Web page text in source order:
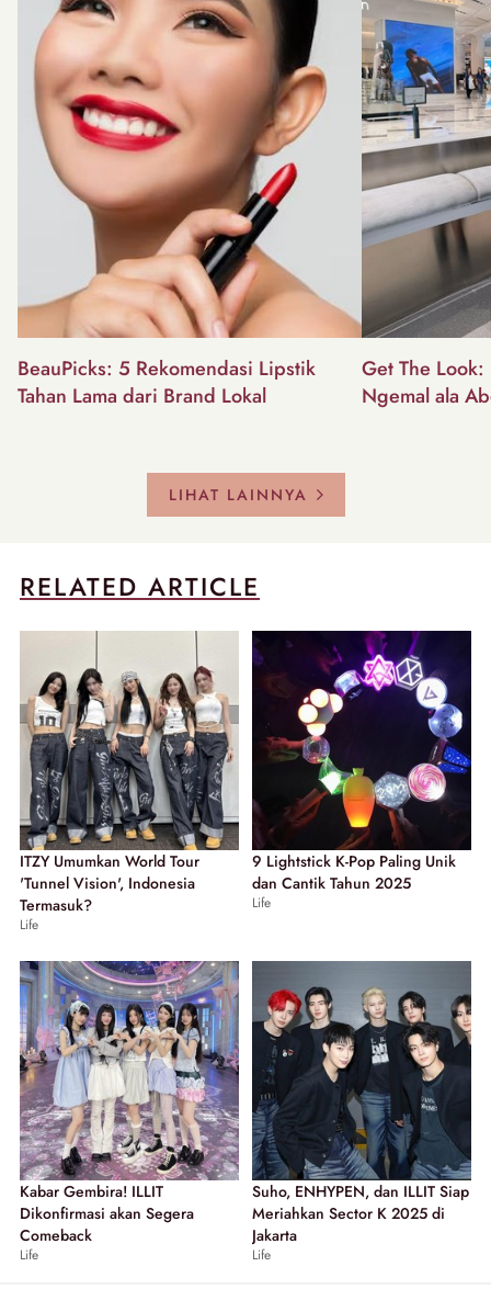
BeauPicks: 5 Rekomendasi Lipstik
Tahan Lama dari Brand Lokal
Get The
Ngemal ala
LIHAT LAINNYA
RELATED ARTICLE
ITZY Umumkan World Tour
'Tunnel Vision', Indonesia
Termasuk?
Life
9 Lightstick K-Pop Paling Unik
dan Cantik Tahun 2025
Life
Kabar Gembira! ILLIT
Dikonfirmasi akan Segera
Comeback
Life
Suho, ENHYPEN, dan ILLIT Siap
Meriahkan Sector K 2025 di
Jakarta
Life